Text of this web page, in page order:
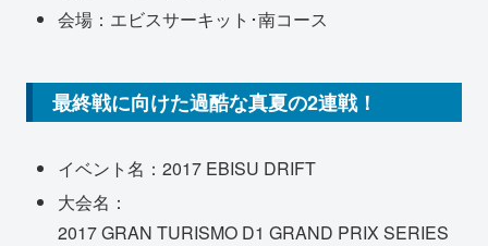
会場：エビスサーキット･南コース
最終戦に向けた過酷な真夏の2連戦！
イベント名：2017 EBISU DRIFT
大会名：
2017 GRAN TURISMO D1 GRAND PRIX SERIES